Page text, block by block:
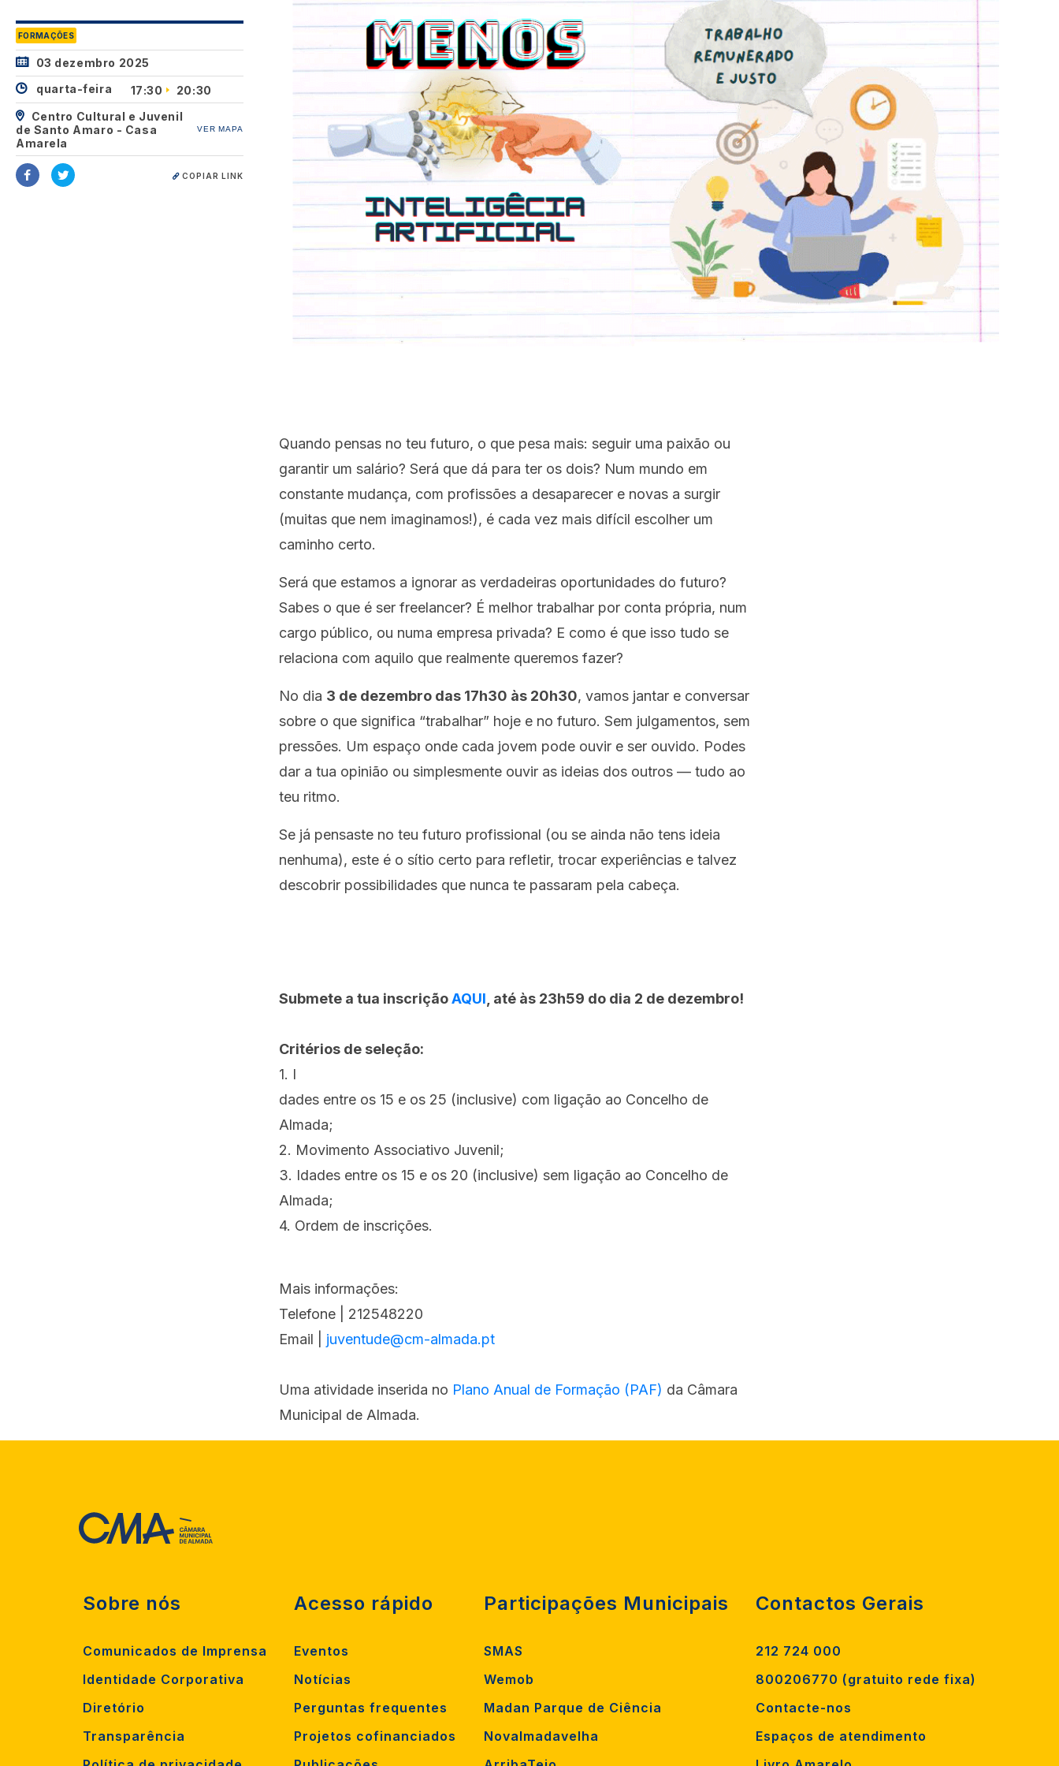
FORMAÇÕES
03 dezembro 2025
quarta-feira
17:30
20:30
Centro Cultural e Juvenil
de Santo Amaro - Casa
Amarela
VER MAPA
COPIAR LINK
Quando pensas no teu futuro, o que pesa mais: seguir uma paixão ou
garantir um salário? Será que dá para ter os dois? Num mundo em
constante mudança, com profissões a desaparecer e novas a surgir
(muitas que nem imaginamos!), é cada vez mais difícil escolher um
caminho certo.
Será que estamos a ignorar as verdadeiras oportunidades do futuro?
Sabes o que é ser freelancer? É melhor trabalhar por conta própria, num
cargo público, ou numa empresa privada? E como é que isso tudo se
relaciona com aquilo que realmente queremos fazer?
No dia 3 de dezembro das 17h30 às 20h30, vamos jantar e conversar
sobre o que significa “trabalhar” hoje e no futuro. Sem julgamentos, sem
pressões. Um espaço onde cada jovem pode ouvir e ser ouvido. Podes
dar a tua opinião ou simplesmente ouvir as ideias dos outros — tudo ao
teu ritmo.
Se já pensaste no teu futuro profissional (ou se ainda não tens ideia
nenhuma), este é o sítio certo para refletir, trocar experiências e talvez
descobrir possibilidades que nunca te passaram pela cabeça.
Submete a tua inscriçãoAQUI , até às 23h59 do dia 2 de dezembro!
Critérios de seleção:
1. I
dades entre os 15 e os 25 (inclusive) com ligação ao Concelho de
Almada;
2. Movimento Associativo Juvenil;
3. Idades entre os 15 e os 20 (inclusive) sem ligação ao Concelho de
Almada;
4. Ordem de inscrições.
Mais informações:
Telefone | 212548220
Email | juventude@cm-almada.pt
Uma atividade inserida no Plano Anual de Formação (PAF) da Câmara
Municipal de Almada.
Sobre nós
Comunicados de Imprensa
Identidade Corporativa
Diretório
Transparência
Acesso rápido
Eventos
Notícias
Perguntas frequentes
Projetos cofinanciados
Participações Municipais
SMAS
Wemob
Madan Parque de Ciência
Novalmadavelha
Contactos Gerais
212 724 000
800206770 (gratuito rede fixa)
Contacte-nos
Espaços de atendimento